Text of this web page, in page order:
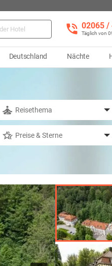
02065 /
Täglich von
Deutschland Nächte